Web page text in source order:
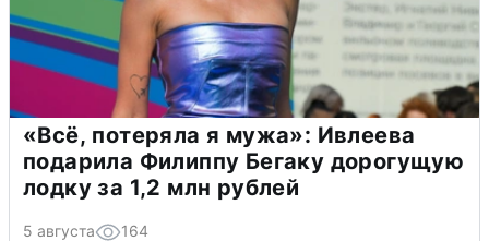
«Всё, потеряла я мужа»: Ивлеева
подарила Филиппу Бегаку дорогущую
лодку за 1,2 млн рублей
5 августа 164